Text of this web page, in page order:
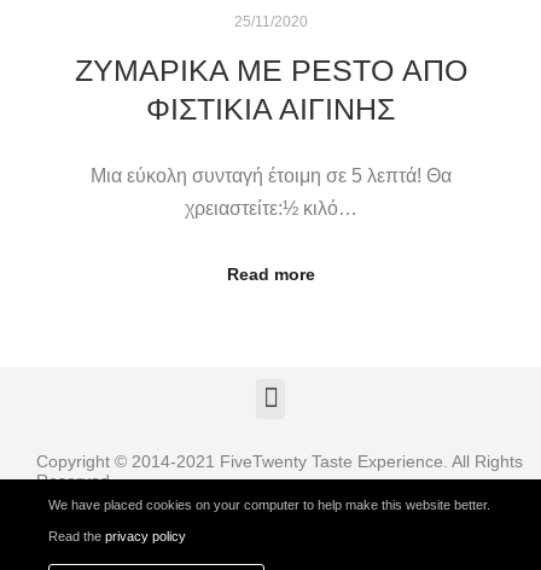
25/11/2020
ΖΥΜΑΡΙΚΆ ΜΕ PESTO ΑΠΌ
ΦΙΣΤΊΚΙΑ ΑΙΓΊΝΗΣ
Μια εύκολη συνταγή έτοιμη σε 5 λεπτά! Θα
χρειαστείτε:½ κιλό…
Read more
Copyright © 2014-2021 FiveTwenty Taste Experience. All Rights
Reserved
We have placed cookies on your computer to help make this website better.
Read the privacy policy